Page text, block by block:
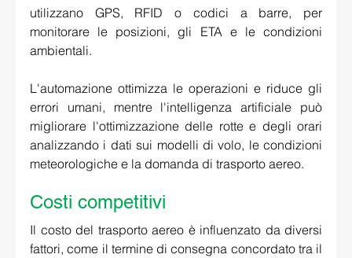
utilizzano GPS, RFID o codici a barre, per
monitorare le posizioni, gli ETA e le condizioni
ambientali.
L'automazione ottimizza le operazioni e riduce gli
errori umani, mentre l'intelligenza artificiale può
migliorare l'ottimizzazione delle rotte e degli orari
analizzando i dati sui modelli di volo, le condizioni
meteorologiche e la domanda di trasporto aereo.
Costi competitivi
Il costo del trasporto aereo è influenzato da diversi
fattori, come il termine di consegna concordato tra il